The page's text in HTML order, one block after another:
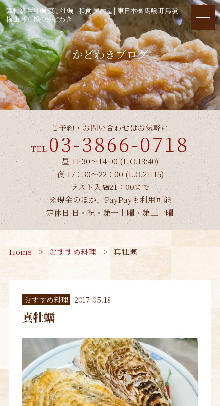
真牡蠣 生牡蠣 蒸し牡蠣 | 和食 居酒屋 | 東日本橋 馬喰町 馬喰
横山 浅草橋のかどわき
かどわきブログ
ご予約・お問い合わせはお気軽に
TEL 03-3866-0718
昼 11:30～14:00 (L.O.13:40)
夜 17：30～22：00 (L.O.21:15)
ラスト入店21：00まで
※現金のほか、PayPayも利用可能
定休日 日・祝・第一土曜・第三土曜
Home おすすめ料理 真牡蠣
おすすめ料理 2017.05.18
真牡蠣